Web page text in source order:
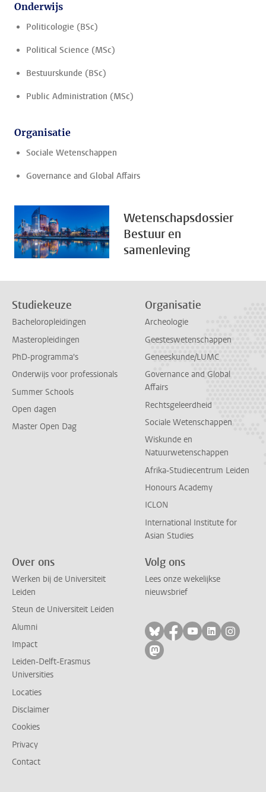
Onderwijs
Politicologie (BSc)
Political Science (MSc)
Bestuurskunde (BSc)
Public Administration (MSc)
Organisatie
Sociale Wetenschappen
Governance and Global Affairs
Wetenschapsdossier
Bestuur en
samenleving
Studiekeuze
Bacheloropleidingen
Masteropleidingen
PhD-programma's
Onderwijs voor professionals
Summer Schools
Open dagen
Master Open Dag
Organisatie
Archeologie
Geesteswetenschappen
Geneeskunde/LUMC
Governance and Global
Affairs
Rechtsgeleerdheid
Sociale Wetenschappen
Wiskunde en
Natuurwetenschappen
Afrika-Studiecentrum Leiden
Honours Academy
ICLON
International Institute for
Asian Studies
Over ons
Werken bij de Universiteit
Leiden
Steun de Universiteit Leiden
Alumni
Impact
Leiden-Delft-Erasmus
Universities
Locaties
Disclaimer
Cookies
Privacy
Contact
Volg ons
Lees onze wekelijkse
nieuwsbrief
Volg ons op bluesky
Volg ons op
Volg ons op
Volg ons
Volg
Volg ons op mastodon